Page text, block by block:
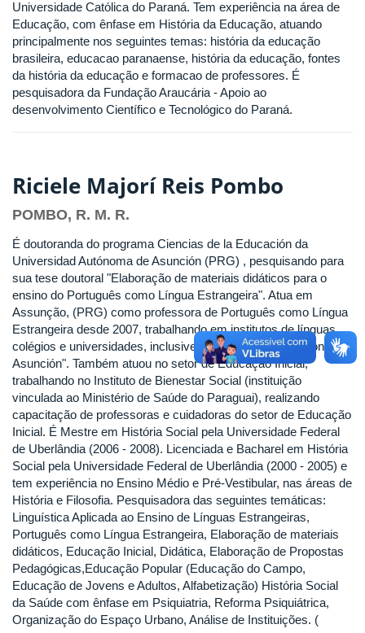
Universidade Católica do Paraná. Tem experiência na área de
Educação, com ênfase em História da Educação, atuando
principalmente nos seguintes temas: história da educação
brasileira, educacao paranaense, história da educação, fontes
da história da educação e formacao de professores. É
pesquisadora da Fundação Araucária - Apoio ao
desenvolvimento Científico e Tecnológico do Paraná.
Riciele Majorí Reis Pombo
POMBO, R. M. R.
É doutoranda do programa Ciencias de la Educación da
Universidad Autónoma de Asunción (PRG) , pesquisando para
sua tese doutoral "Elaboração de materiais didáticos para o
ensino do Português como Língua Estrangeira". Atua em
Assunção, (PRG) como professora de Português como Língua
Estrangeira desde 2007, trabalhando em institutos de línguas,
colégios e universidades, inclusive na "Universidad Nacional de
Asunción". Também atuou no setor de Educação Inicial,
trabalhando no Instituto de Bienestar Social (instituição
vinculada ao Ministério de Saúde do Paraguai), realizando
capacitação de professoras e cuidadoras do setor de Educação
Inicial. É Mestre em História Social pela Universidade Federal
de Uberlândia (2006 - 2008). Licenciada e Bacharel em História
Social pela Universidade Federal de Uberlândia (2000 - 2005) e
tem experiência no Ensino Médio e Pré-Vestibular, nas áreas de
História e Filosofia. Pesquisadora das seguintes temáticas:
Linguística Aplicada ao Ensino de Línguas Estrangeiras,
Português como Língua Estrangeira, Elaboração de materiais
didáticos, Educação Inicial, Didática, Elaboração de Propostas
Pedagógicas,Educação Popular (Educação do Campo,
Educação de Jovens e Adultos, Alfabetização) História Social
da Saúde com ênfase em Psiquiatria, Reforma Psiquiátrica,
Organização do Espaço Urbano, Análise de Instituições. (